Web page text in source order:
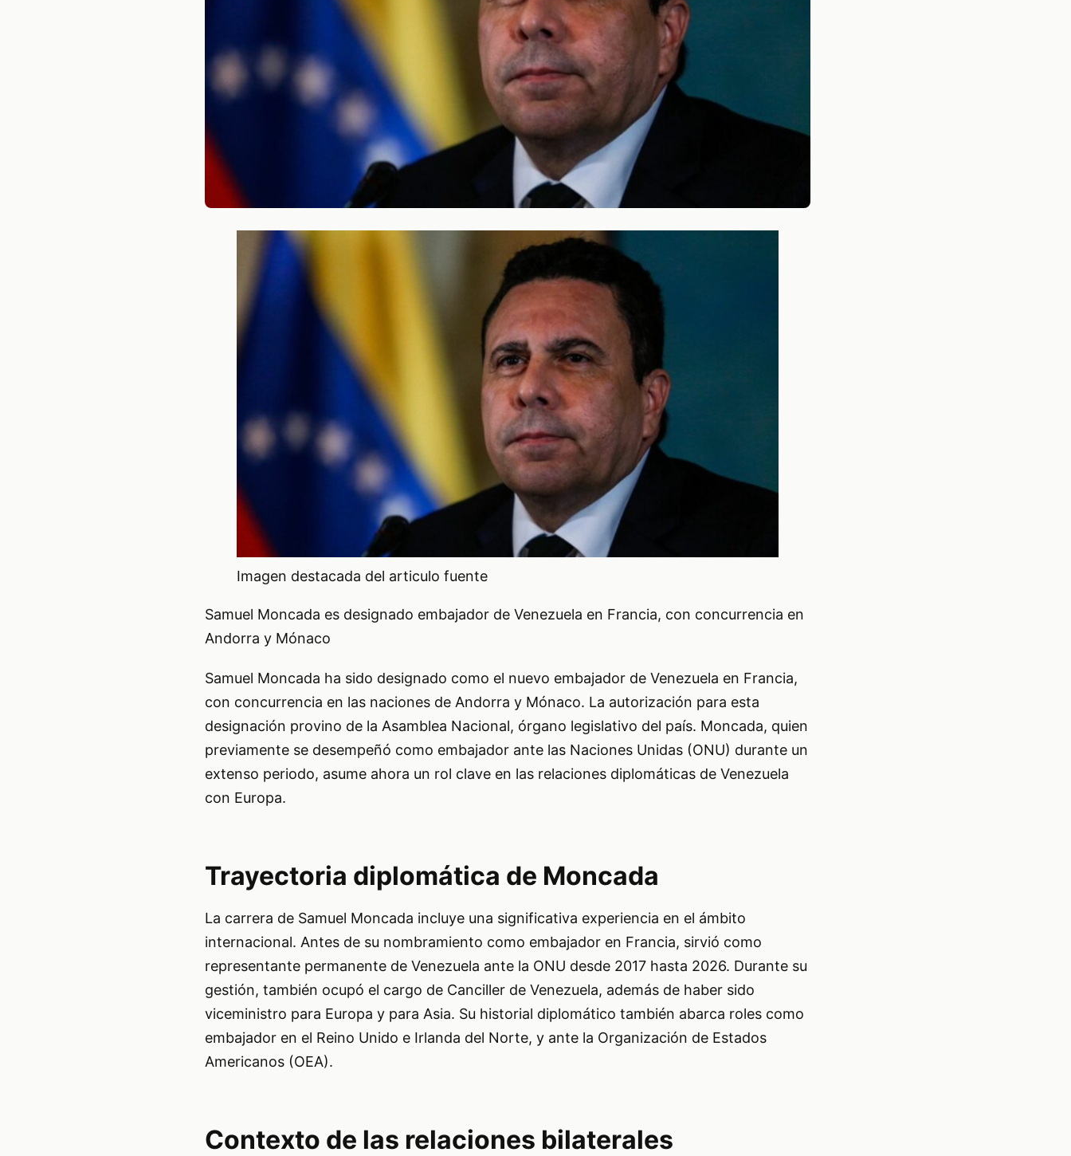
Imagen destacada del articulo fuente
Samuel Moncada es designado embajador de Venezuela en Francia, con concurrencia en
Andorra y Mónaco
Samuel Moncada ha sido designado como el nuevo embajador de Venezuela en Francia,
con concurrencia en las naciones de Andorra y Mónaco. La autorización para esta
designación provino de la Asamblea Nacional, órgano legislativo del país. Moncada, quien
previamente se desempeñó como embajador ante las Naciones Unidas (ONU) durante un
extenso periodo, asume ahora un rol clave en las relaciones diplomáticas de Venezuela
con Europa.
Trayectoria diplomática de Moncada
La carrera de Samuel Moncada incluye una significativa experiencia en el ámbito
internacional. Antes de su nombramiento como embajador en Francia, sirvió como
representante permanente de Venezuela ante la ONU desde 2017 hasta 2026. Durante su
gestión, también ocupó el cargo de Canciller de Venezuela, además de haber sido
viceministro para Europa y para Asia. Su historial diplomático también abarca roles como
embajador en el Reino Unido e Irlanda del Norte, y ante la Organización de Estados
Americanos (OEA).
Contexto de las relaciones bilaterales